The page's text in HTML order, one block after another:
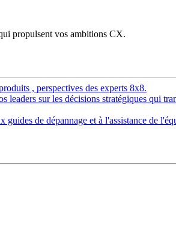
propulsent vos ambitions CX.
, perspectives des experts 8x8.
leaders sur les décisions stratégiques qui
guides de dépannage et à l'assistance de